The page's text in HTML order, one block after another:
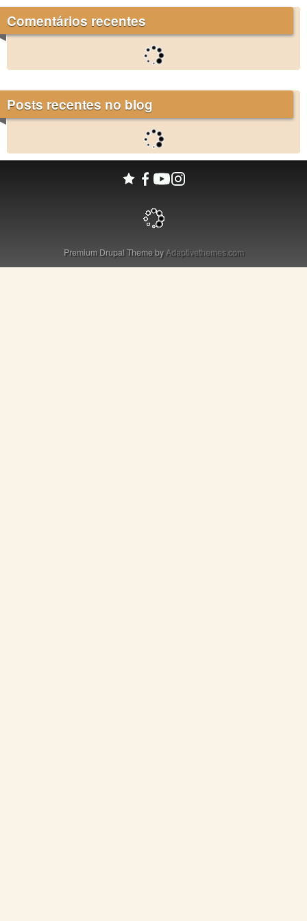
Comentários recentes
Posts recentes no blog
Premium Drupal Theme byAdaptivethemes.com